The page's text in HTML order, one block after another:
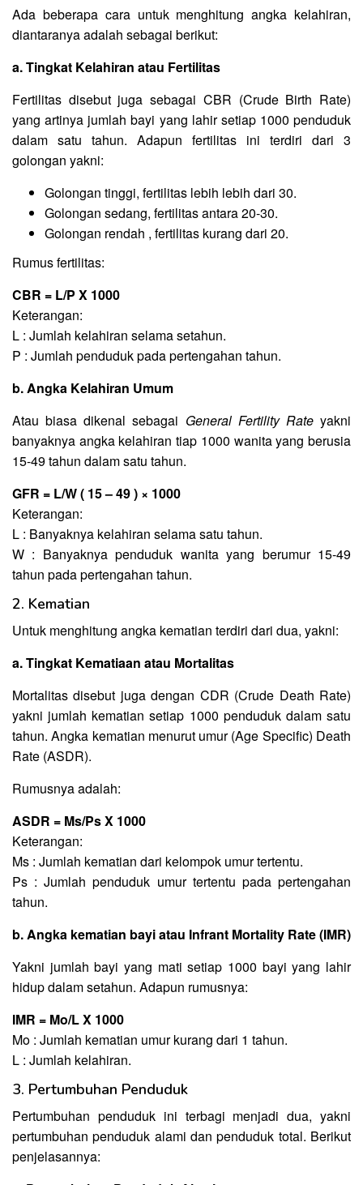
Ada beberapa cara untuk menghitung angka kelahiran,
diantaranya adalah sebagai berikut:
a. Tingkat Kelahiran atau Fertilitas
Fertilitas disebut juga sebagai CBR (Crude Birth Rate)
yang artinya jumlah bayi yang lahir setiap 1000 penduduk
dalam satu tahun. Adapun fertilitas ini terdiri dari 3
golongan yakni:
Golongan tinggi, fertilitas lebih lebih dari 30.
Golongan sedang, fertilitas antara 20-30.
Golongan rendah , fertilitas kurang dari 20.
Rumus fertilitas:
CBR = L/P X 1000
Keterangan:
L : Jumlah kelahiran selama setahun.
P : Jumlah penduduk pada pertengahan tahun.
b. Angka Kelahiran Umum
Atau biasa dikenal sebagai General Fertility Rateyakni
banyaknya angka kelahiran tiap 1000 wanita yang berusia
15-49 tahun dalam satu tahun.
GFR = L/W ( 15 – 49 ) × 1000
Keterangan:
L : Banyaknya kelahiran selama satu tahun.
W : Banyaknya penduduk wanita yang berumur 15-49
tahun pada pertengahan tahun.
2. Kematian
Untuk menghitung angka kematian terdiri dari dua, yakni:
a. Tingkat Kematiaan atau Mortalitas
Mortalitas disebut juga dengan CDR (Crude Death Rate)
yakni jumlah kematian setiap 1000 penduduk dalam satu
tahun. Angka kematian menurut umur (Age Specific) Death
Rate (ASDR).
Rumusnya adalah:
ASDR = Ms/Ps X 1000
Keterangan:
Ms : Jumlah kematian dari kelompok umur tertentu.
Ps : Jumlah penduduk umur tertentu pada pertengahan
tahun.
b. Angka kematian bayi atau Infrant Mortality Rate (IMR)
Yakni jumlah bayi yang mati setiap 1000 bayi yang lahir
hidup dalam setahun. Adapun rumusnya:
IMR = Mo/L X 1000
Mo : Jumlah kematian umur kurang dari 1 tahun.
L : Jumlah kelahiran.
3. Pertumbuhan Penduduk
Pertumbuhan penduduk ini terbagi menjadi dua, yakni
pertumbuhan penduduk alami dan penduduk total. Berikut
penjelasannya: